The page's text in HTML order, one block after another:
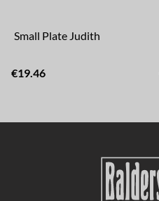
Small Plate Judith
€19.46